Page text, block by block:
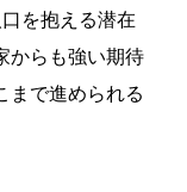
を抱える潜在
からも強い期待
まで進められる